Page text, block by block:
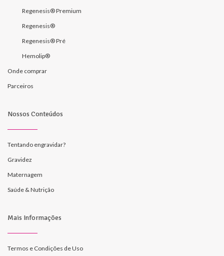
Regenesis® Premium
Regenesis®
Regenesis® Pré
Hemolip®
Onde comprar
Parceiros
Nossos Conteúdos
Tentando engravidar?
Gravidez
Maternagem
Saúde & Nutrição
Mais Informações
Termos e Condições de Uso